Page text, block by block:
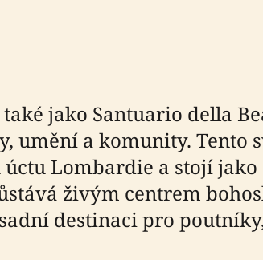
jako Santuario della
umění a komunity. Tento
Lombardie a stojí
živým centrem
destinaci pro